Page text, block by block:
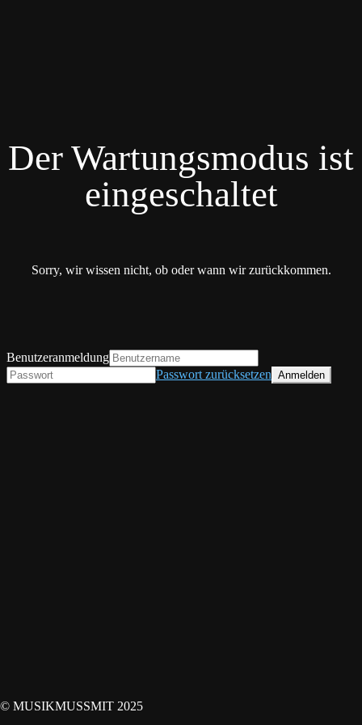
Der Wartungsmodus ist
eingeschaltet
Sorry, wir wissen nicht, ob oder wann wir zurückkommen.
© MUSIKMUSSMIT 2025
Benutzeranmeldung
Passwort zurücksetzen